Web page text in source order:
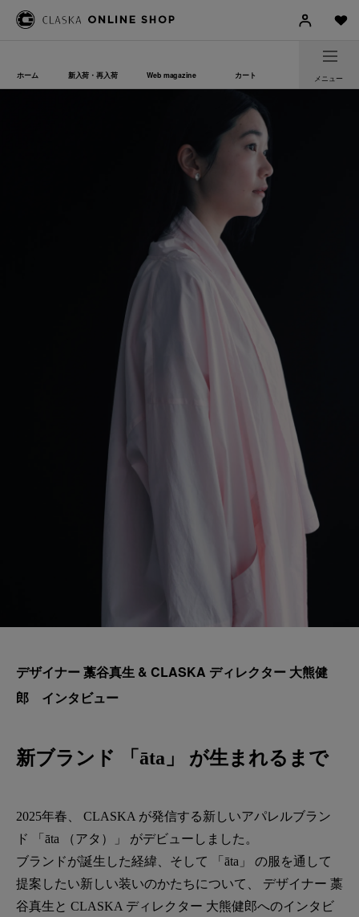
ホーム 新入荷・再入荷 Web magazine カート メニュー
デザイナー 藁谷真生 & CLASKA ディレクター 大熊健
郎 インタビュー
新ブランド 「āta」 が生まれるまで
2025年春、 CLASKA が発信する新しいアパレルブラン
ド 「āta （アタ）」 がデビューしました。
ブランドが誕生した経緯、そして 「āta」 の服を通して
提案したい新しい装いのかたちについて、 デザイナー 藁
谷真生と CLASKA ディレクター 大熊健郎へのインタビ